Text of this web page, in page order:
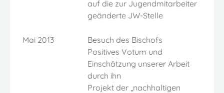
auf die zur Jugendmitarbeiter
geänderte JW-Stelle
Mai 2013
Besuch des Bischofs
Positives Votum und
Einschätzung unserer Arbeit
durch ihn
Projekt der „nachhaltigen